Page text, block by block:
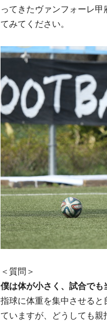
ってきたヴァンフォーレ
てみてください。
＜質問＞
僕は体が小さく、試合でも
指球に体重を集中させる
ていますが、どうしても